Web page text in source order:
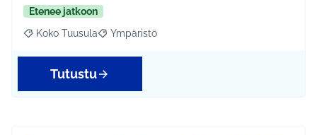
Etenee jatkoon
Rajaa tulokset aihepiirin mukaan: Koko Tuusula
Koko Tuusula Rajaa tulokset teeman mukaan: Ympäristö
Ympäristö
Tutustu